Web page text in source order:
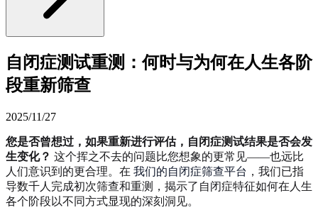
自闭症测试重测：何时与为何在人生各阶
段重新筛查
2025/11/27
您是否曾想过，如果重新进行评估，自闭症测试结果是否会发
生变化？ 这个挥之不去的问题比您想象的更常见——也远比
人们意识到的更合理。在 我们的自闭症筛查平台 ，我们已指
导数千人完成初次筛查和重测，揭示了自闭症特征如何在人生
各个阶段以不同方式显现的深刻洞见。